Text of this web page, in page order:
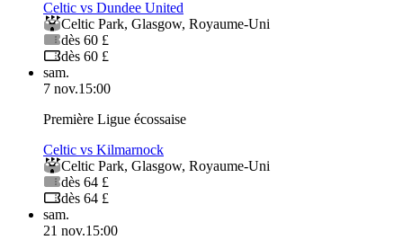
Celtic vs Dundee United
Celtic Park, Glasgow, Royaume-Uni
dès 60 £
dès 60 £
sam.
7 nov.15:00
Première Ligue écossaise
Celtic vs Kilmarnock
Celtic Park, Glasgow, Royaume-Uni
dès 64 £
dès 64 £
sam.
21 nov.15:00